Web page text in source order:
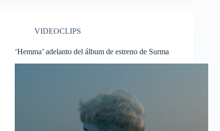
VIDEOCLIPS
‘Hemma’ adelanto del álbum de estreno de Surma